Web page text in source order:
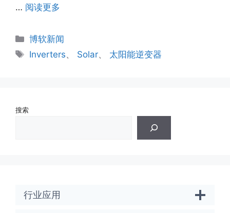
… 阅读更多
分
类
博软新闻
标
Inverters、 Solar、 太阳能逆变器
搜索
行业应用